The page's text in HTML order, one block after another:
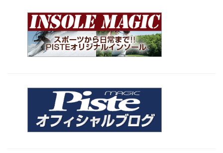
c
e
b
o
it
t
er
e ai
l
p
y
Li
k